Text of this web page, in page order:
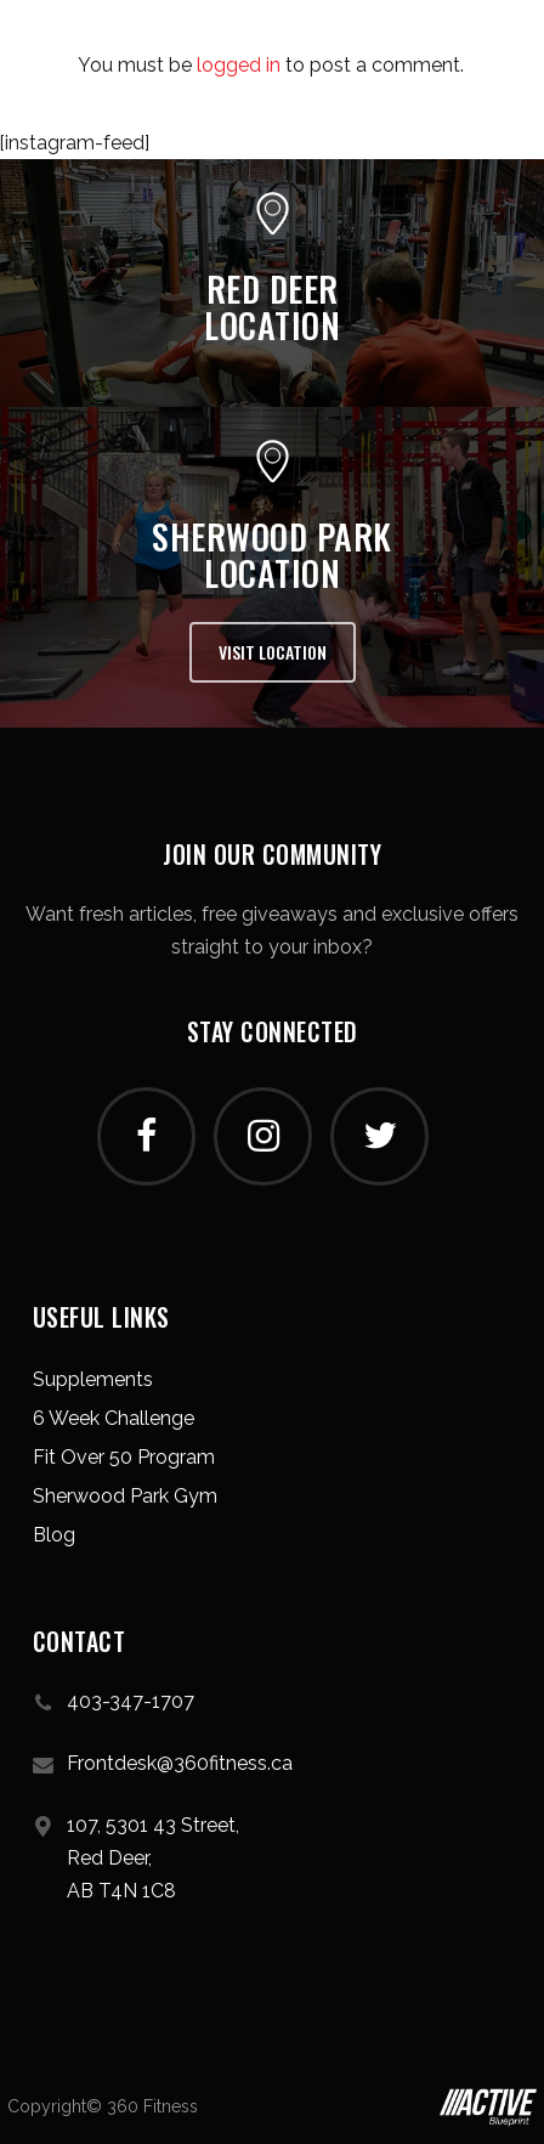
You must be logged in to post a comment.
[instagram-feed]
RED DEER
LOCATION
SHERWOOD PARK
LOCATION
VISIT LOCATION
JOIN OUR COMMUNITY
Want fresh articles, free giveaways and exclusive offers
straight to your inbox?
STAY CONNECTED
USEFUL LINKS
Supplements
6 Week Challenge
Fit Over 50 Program
Sherwood Park Gym
Blog
CONTACT
403-347-1707
Frontdesk@360fitness.ca
107, 5301 43 Street,
Red Deer,
AB T4N 1C8
Copyright© 360 Fitness